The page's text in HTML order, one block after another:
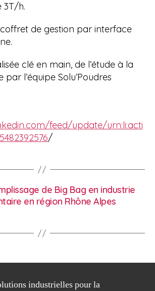
3T/h.
de gestion par interface
clé en main, de l’étude à la
par l’équipe Solu’Poudres
feed/update/urn:li:acti
/
de Big Bag en industrie
en région Rhône Alpes
industrielles pour la